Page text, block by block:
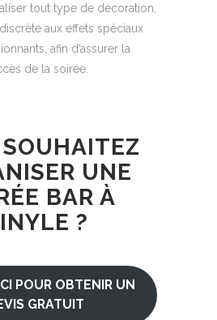
tout type de décoration,
aux effets spéciaux
afin d’assurer la
de la soirée.
UNE
BAR À
?
POUR OBTENIR UN
GRATUIT